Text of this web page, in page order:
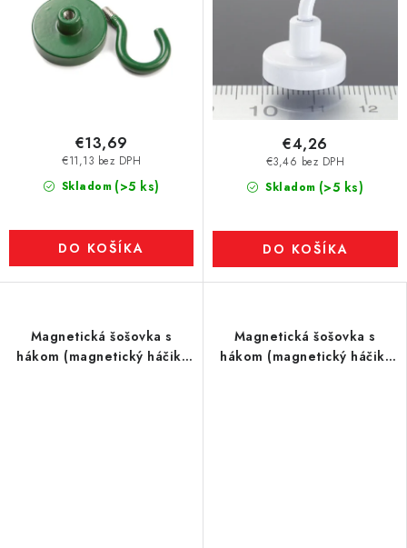
Skladom (>5 ks)
€11,13 bez DPH
€13,69
DO KOŠÍKA
Skladom (>5 ks)
€3,46 bez DPH
€4,26
DO KOŠÍKA
Magnetická šošovka s
hákom (magnetický háčik)
Magnetická šošovka s
hákom (magnetický háčik)